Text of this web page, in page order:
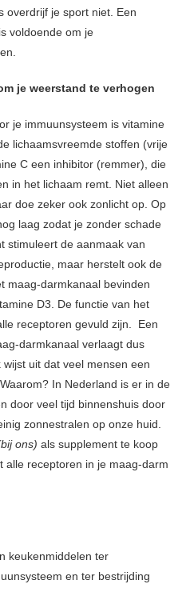
overdrijf je sport niet. Een
voldoende om je
je weerstand te verhogen
je immuunsysteem is vitamine
lichaamsvreemde stoffen (vrije
C een inhibitor (remmer), die
in het lichaam remt. Niet alleen
doe zeker ook zonlicht op. Op
laag zodat je zonder schade
stimuleert de aanmaak van
maar herstelt ook de
maag-darmkanaal bevinden
D3. De functie van het
receptoren gevuld zijn. Een
darmkanaal verlaagt dus
uit dat veel mensen een
In Nederland is er in de
door veel tijd binnenshuis door
zonnestralen op onze huid.
ons) als supplement te koop
alle receptoren in je maag-darm
keukenmiddelen ter
en ter bestrijding